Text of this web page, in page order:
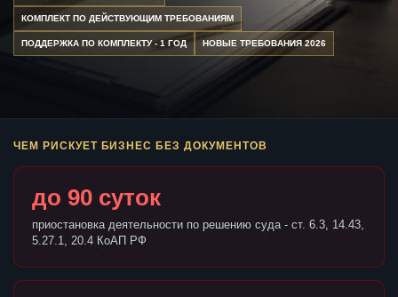
КОМПЛЕКТ ПО ДЕЙСТВУЮЩИМ ТРЕБОВАНИЯМ
ПОДДЕРЖКА ПО КОМПЛЕКТУ - 1 ГОД НОВЫЕ ТРЕБОВАНИЯ 2026
ЧЕМ РИСКУЕТ БИЗНЕС БЕЗ ДОКУМЕНТОВ
до 90 суток
приостановка деятельности по решению суда - ст. 6.3, 14.43,
5.27.1, 20.4 КоАП РФ